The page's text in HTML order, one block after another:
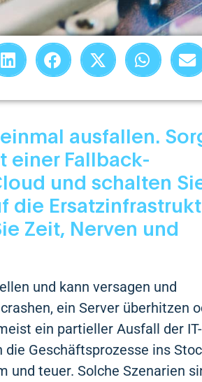
ausfallen.
einer Fallback-
und schalten
die
Zeit, Nerven und
und kann versagen und
ein Server überhitzen
ein partieller Ausfall der IT-
Geschäftsprozesse ins
und teuer. Solche Szenarien